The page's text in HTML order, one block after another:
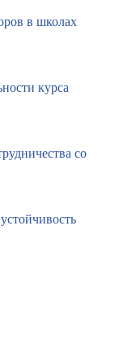
в школах
курса
со